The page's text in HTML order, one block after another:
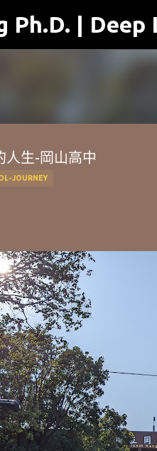
Ph.D. | Deep
人生-岡山高中
JOURNEY